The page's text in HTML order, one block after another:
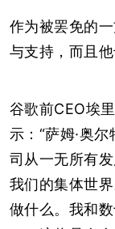
作为被罢免的
与支持，而且
谷歌前CEO埃
示：“萨姆·奥
司从一无所有
我们的集体世
做什么。我和